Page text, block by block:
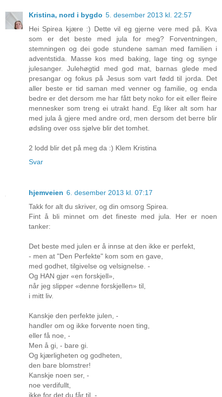
Kristina, nord i bygdo 5. desember 2013 kl. 22:57
Hei Spirea kjære :) Dette vil eg gjerne vere med på. Kva
som er det beste med jula for meg? Forventningen,
stemningen og dei gode stundene saman med familien i
adventstida. Masse kos med baking, lage ting og synge
julesanger. Julehøgtid med god mat, barnas glede med
presangar og fokus på Jesus som vart fødd til jorda. Det
aller beste er tid saman med venner og familie, og enda
bedre er det dersom me har fått bety noko for eit eller fleire
mennesker som treng ei utrakt hand. Eg liker alt som har
med jula å gjere med andre ord, men dersom det berre blir
ødsling over oss sjølve blir det tomhet.
2 lodd blir det på meg da :) Klem Kristina
Svar
hjemveien 6. desember 2013 kl. 07:17
Takk for alt du skriver, og din omsorg Spirea.
Fint å bli minnet om det fineste med jula. Her er noen
tanker:
Det beste med julen er å innse at den ikke er perfekt,
- men at "Den Perfekte" kom som en gave,
med godhet, tilgivelse og velsignelse. -
Og HAN gjør «en forskjell»,
når jeg slipper «denne forskjellen» til,
i mitt liv.
Kanskje den perfekte julen, -
handler om og ikke forvente noen ting,
eller få noe, -
Men å gi, - bare gi.
Og kjærligheten og godheten,
den bare blomstrer!
Kanskje noen ser, -
noe verdifullt,
ikke for det du får til, -